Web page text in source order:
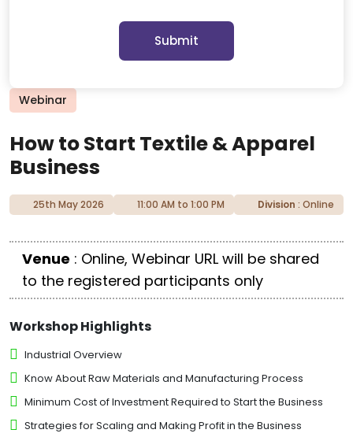
Webinar
How to Start Textile & Apparel
Business
25th May 2026 11:00 AM to 1:00 PM Division : Online
Venue : Online, Webinar URL will be shared
to the registered participants only
Workshop Highlights
Industrial Overview
Know About Raw Materials and Manufacturing Process
Minimum Cost of Investment Required to Start the Business
Strategies for Scaling and Making Profit in the Business
Submit